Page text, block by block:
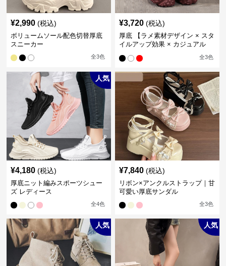
¥2,990 (税込)
ボリュームソール配色切替厚底
スニーカー
全3色
¥3,720 (税込)
厚底 【ラメ素材デザイン × スタ
イルアップ効果 × カジュアル
系】厚底デザインスニーカー
全3色
人気
¥4,180 (税込)
厚底ニット編みスポーツシュー
ズ レディース
全4色
¥7,840 (税込)
リボン×アンクルストラップ｜甘
可愛い厚底サンダル
全3色
人気 人気